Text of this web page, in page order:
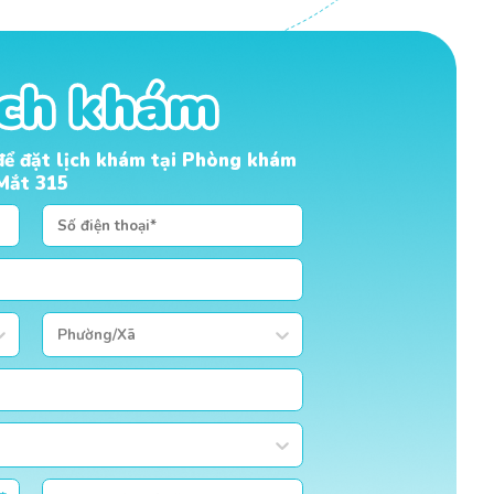
khám
khám
đặt lịch khám tại Phòng khám
315
Phường/Xã